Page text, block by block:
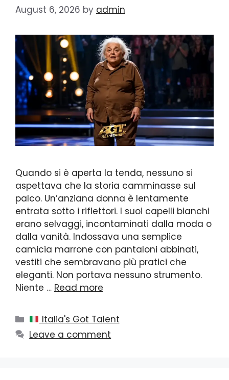
August 6, 2026 by admin
Quando si è aperta la tenda, nessuno si
aspettava che la storia camminasse sul
palco. Un’anziana donna è lentamente
entrata sotto i riflettori. I suoi capelli bianchi
erano selvaggi, incontaminati dalla moda o
dalla vanità. Indossava una semplice
camicia marrone con pantaloni abbinati,
vestiti che sembravano più pratici che
eleganti. Non portava nessuno strumento.
Niente … Read more
Categories
Italia's Got Talent
Leave a comment